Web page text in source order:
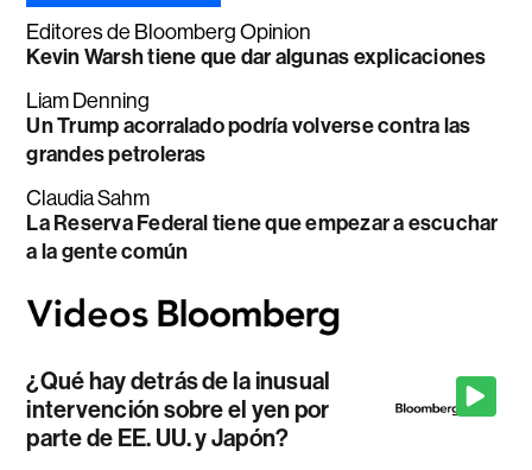
Editores de Bloomberg Opinion
Kevin Warsh tiene que dar algunas explicaciones
Liam Denning
Un Trump acorralado podría volverse contra las
grandes petroleras
Claudia Sahm
La Reserva Federal tiene que empezar a escuchar
a la gente común
¿Qué hay detrás de la inusual
intervención sobre el yen por
parte de EE. UU. y Japón?